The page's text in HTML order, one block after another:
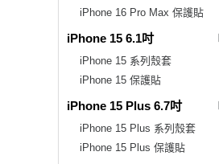
iPhone 16 Pro Max 保護貼
iPhone 15 6.1吋
iPhone 15 系列殼套
iPhone 15 保護貼
iPhone 15 Plus 6.7吋
iPhone 15 Plus 系列殼套
iPhone 15 Plus 保護貼